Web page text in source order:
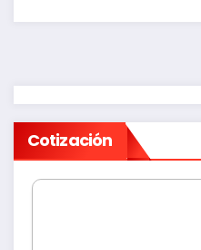
Cotización